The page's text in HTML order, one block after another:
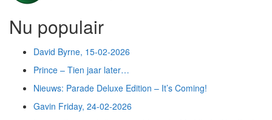
Nu populair
David Byrne, 15-02-2026
Prince – Tien jaar later…
Nieuws: Parade Deluxe Edition – It’s Coming!
Gavin Friday, 24-02-2026